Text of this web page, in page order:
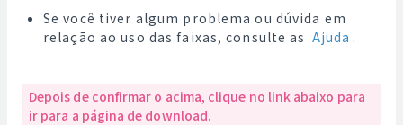
Se você tiver algum problema ou dúvida em
relação ao uso das faixas, consulte as Ajuda .
Depois de confirmar o acima, clique no link abaixo para
ir para a página de download.